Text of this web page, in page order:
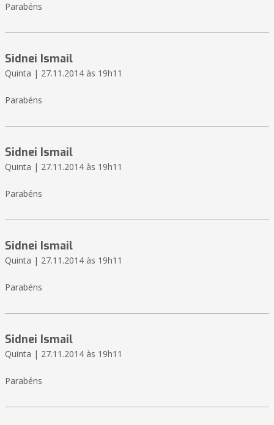
Parabéns
Sidnei Ismail
Quinta | 27.11.2014 às 19h11
Parabéns
Sidnei Ismail
Quinta | 27.11.2014 às 19h11
Parabéns
Sidnei Ismail
Quinta | 27.11.2014 às 19h11
Parabéns
Sidnei Ismail
Quinta | 27.11.2014 às 19h11
Parabéns